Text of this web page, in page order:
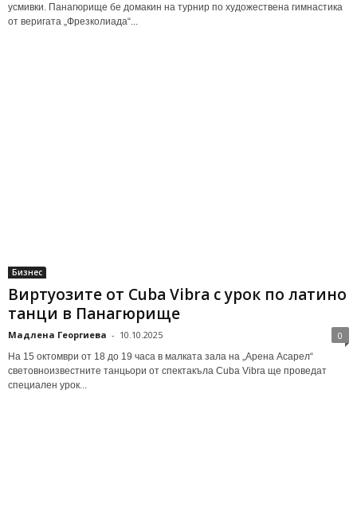
усмивки. Панагюрище бе домакин на турнир по художествена гимнастика
от веригата „Фрезколиада“...
Бизнес
Виртуозите от Cuba Vibra с урок по латино
танци в Панагюрище
Мадлена Георгиева - 10.10.2025 0
На 15 октомври от 18 до 19 часа в малката зала на „Арена Асарел“
световноизвестните танцьори от спектакъла Cuba Vibra ще проведат
специален урок...